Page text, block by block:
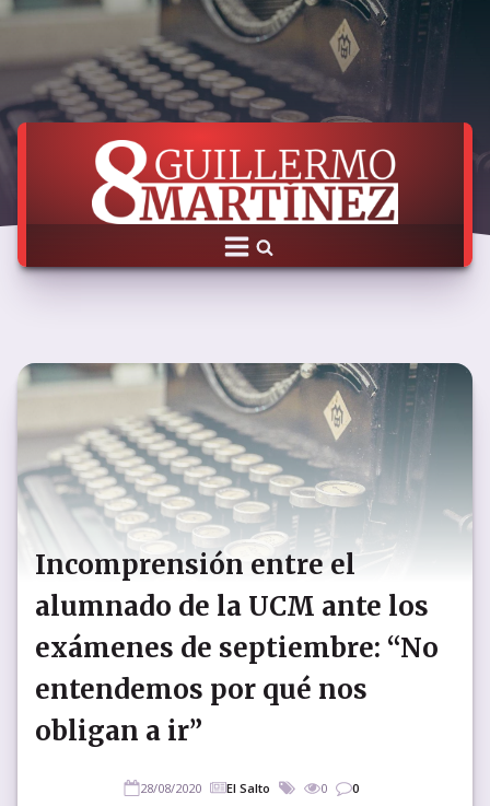
Incomprensión entre el
alumnado de la UCM ante los
exámenes de septiembre: “No
entendemos por qué nos
obligan a ir”
28/08/2020 El Salto 0 0